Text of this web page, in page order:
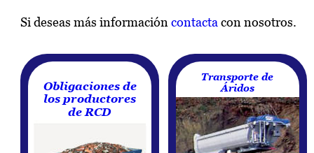
Si deseas más información contacta con nosotros.
Transporte de
Áridos
Obligaciones de
los productores
de RCD